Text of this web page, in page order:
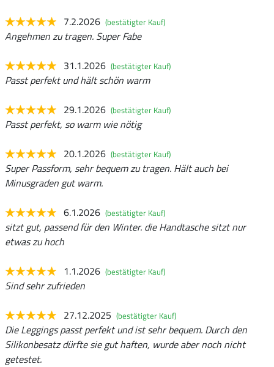
7.2.2026 (bestätigter Kauf)
Angehmen zu tragen. Super Fabe
31.1.2026 (bestätigter Kauf)
Passt perfekt und hält schön warm
29.1.2026 (bestätigter Kauf)
Passt perfekt, so warm wie nötig
20.1.2026 (bestätigter Kauf)
Super Passform, sehr bequem zu tragen. Hält auch bei
Minusgraden gut warm.
6.1.2026 (bestätigter Kauf)
sitzt gut, passend für den Winter. die Handtasche sitzt nur
etwas zu hoch
1.1.2026 (bestätigter Kauf)
Sind sehr zufrieden
27.12.2025 (bestätigter Kauf)
Die Leggings passt perfekt und ist sehr bequem. Durch den
Silikonbesatz dürfte sie gut haften, wurde aber noch nicht
getestet.